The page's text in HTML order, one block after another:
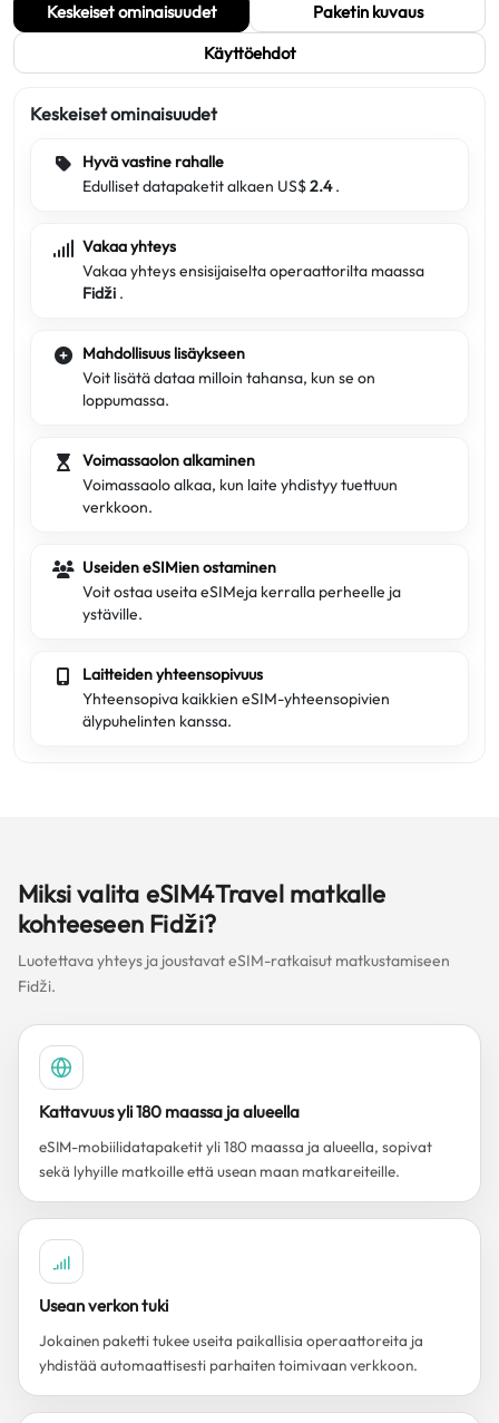
Keskeiset ominaisuudet
Paketin kuvaus
Käyttöehdot
Keskeiset ominaisuudet
Hyvä vastine rahalle
Edulliset datapaketit alkaen US$2.4.
Vakaa yhteys
Vakaa yhteys ensisijaiselta operaattorilta maassa
Fidži .
Mahdollisuus lisäykseen
Voit lisätä dataa milloin tahansa, kun se on
loppumassa.
Voimassaolon alkaminen
Voimassaolo alkaa, kun laite yhdistyy tuettuun
verkkoon.
Useiden eSIMien ostaminen
Voit ostaa useita eSIMeja kerralla perheelle ja
ystäville.
Laitteiden yhteensopivuus
Yhteensopiva kaikkien eSIM-yhteensopivien
älypuhelinten kanssa.
Miksi valita eSIM4Travel matkalle
kohteeseen Fidži?
Luotettava yhteys ja joustavat eSIM-ratkaisut matkustamiseen
Fidži.
Kattavuus yli 180 maassa ja alueella
eSIM-mobiilidatapaketit yli 180 maassa ja alueella, sopivat
sekä lyhyille matkoille että usean maan matkareiteille.
Usean verkon tuki
Jokainen paketti tukee useita paikallisia operaattoreita ja
yhdistää automaattisesti parhaiten toimivaan verkkoon.